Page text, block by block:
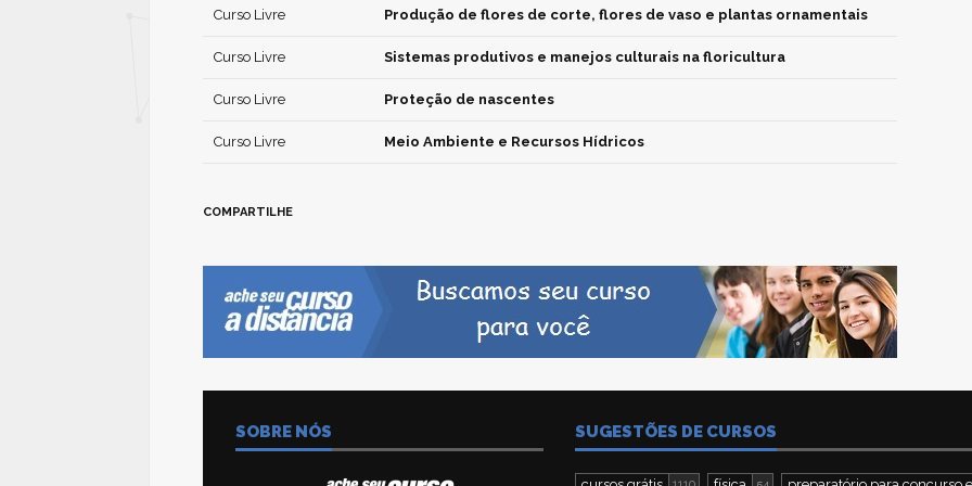
Curso Livre Produção de flores de corte, flores de vaso e plantas ornamentais
Curso Livre Sistemas produtivos e manejos culturais na floricultura
Curso Livre Proteção de nascentes
Curso Livre Meio Ambiente e Recursos Hídricos
COMPARTILHE
SOBRE NÓS SUGESTÕES DE CURSOS